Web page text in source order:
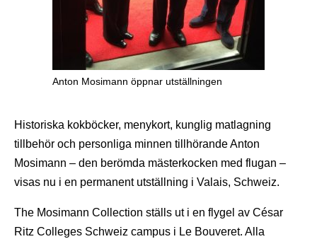
Anton Mosimann öppnar utställningen
Historiska kokböcker, menykort, kunglig matlagning
tillbehör och personliga minnen tillhörande Anton
Mosimann – den berömda mästerkocken med flugan –
visas nu i en permanent utställning i Valais, Schweiz.
The Mosimann Collection ställs ut i en flygel av César
Ritz Colleges Schweiz campus i Le Bouveret. Alla